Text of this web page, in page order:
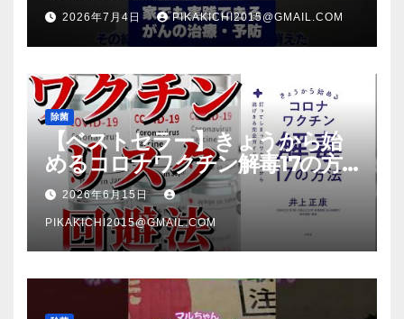
2026年7月4日 PIKAKICHI2015@GMAIL.COM
除菌
【ベストセラー】きょうから始
めるコロナワクチン解毒17の方
法【本要約】
2026年6月15日
PIKAKICHI2015@GMAIL.COM